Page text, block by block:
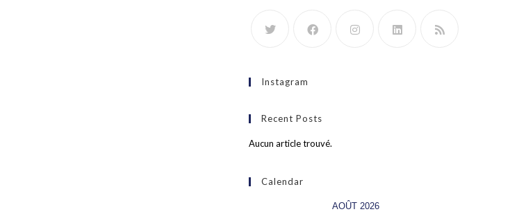
Instagram
Recent Posts
Aucun article trouvé.
Calendar
AOÛT 2026